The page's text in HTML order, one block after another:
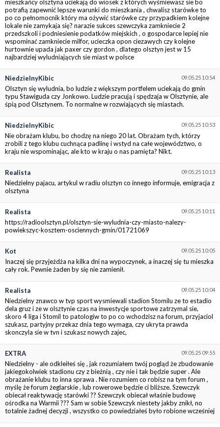
mieszkańcy olsztyna uciekają do wiosek z których wyśmiewasz sie bo
potrafią zapewnić lepsze warunki do mieszkania , chwalisz starówke to
po co pełnomocnik który ma ożywić starówke czy przypadkiem kolejne
lokale nie zamykaja się? narazie sukces szewczyka zamkniecie 2
przedszkoli i podniesienie podatków miejskich , o gospodarce lepiej nie
wspominać zamkniecie milfor, ucieczka opon ciezawych czy kolejne
hurtownie upada jak paxer czy gordon , dlatego olsztyn jest w 15
najbardziej wyludniających sie miast w polsce
09.05.25 10:54
NiedzielnyKibic
Olsztyn się wyludnia, bo ludzie z większym portfelem uciekają do gmin
typu Stawiguda czy Jonkowo. Ludzie pracują i spędzaja w Olsztynie, ale
śpią pod Olsztynem. To normalne w rozwiających się miastach.
09.05.25 10:53
NiedzielnyKibic
Nie obrażam klubu, bo chodzę na niego 20 lat. Obrażam tych, którzy
zrobili z tego klubu cuchnąca padlinę i wstyd na całe województwo, o
kraju nie wspominając, ale kto w kraju o nas pamięta? Nikt.
09.05.25 10:13
Realista
Niedzielny pajacu, artykul w radiu olsztyn co innego informuje, emigracja z
olsztyna
09.05.25 10:11
Realista
https://radioolsztyn.pl/olsztyn-sie-wyludnia-czy-miasto-nalezy-
powiekszyc-kosztem-osciennych-gmin/01721069
09.05.25 10:05
Kot
Inaczej się przyjeżdża na kilka dni na wypoczynek, a inaczej się tu mieszka
cały rok. Pewnie żaden by się nie zamienił.
09.05.25 10:04
Realista
Niedzielny znawco w tvp sport wysmiewali stadion Stomilu ze to estadio
dela gruz i ze w olsztynie czas na inwestycje sportowe zatrzymal sie,
skoro 4 liga i Stomil to patologiw to po co wchodzisz na forum, przyjaciol
szukasz, partyjny przekaz dnia tego wymaga, czy ukryta prawda
skonczyla sie w tvn i szukasz nowych zajec,
09.05.25 09:55
EXTRA
Niedzielny - ale odkleiłeś się , jak rozumiałem twój pogląd że zbudowanie
jakiegokolwiek stadionu czy z bieżnią , czy nie i tak będzie super . Ale
obrażanie klubu to inna sprawa . Nie rozumiem co robisz na tym forum ,
myślę że forum żeglarskie , lub rowerowe będzie ci bliższe. Szewczyk
obiecał reaktywację starówki ?? Szewczyk obiecał właśnie budowę
ośrodka na Warmii ??? Sam w sobie Szewczyk niestety jakby znikł, no
totalnie żadnej decyzji , wszystko co powiedziałeś było robione wcześniej